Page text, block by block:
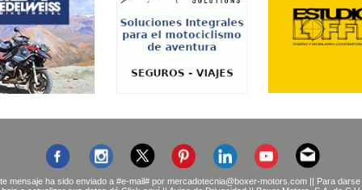
mensaje ha sido enviado a #e-mail# por mercadotecnia@boxer-motors.com || Para darse